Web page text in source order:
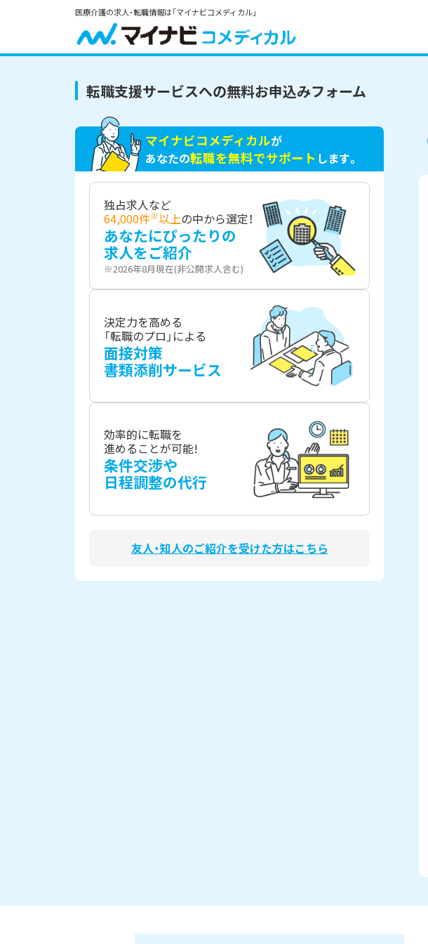
医療介護の求人・転職情報は「マイナビコメディカル」
転職支援サービスへの無料お申込みフォーム
マイナビコメディカルが
あなたの転職を無料でサポート します。
独占求人など
64,000件※以上の中から選定！
あなたにぴったりの
求人をご紹介
※2026年8月現在(非公開求人含む)
決定力を高める
「転職のプロ」による
面接対策
書類添削サービス
効率的に転職を
進めることが可能!
条件交渉や
日程調整の代行
友人・知人のご紹介を受けた方はこちら